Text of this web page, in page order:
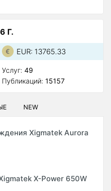
Г.
EUR: 13765.33
Услуг: 49
Публикаций: 15157
NEW
Xigmatek Aurora
X-Power 650W